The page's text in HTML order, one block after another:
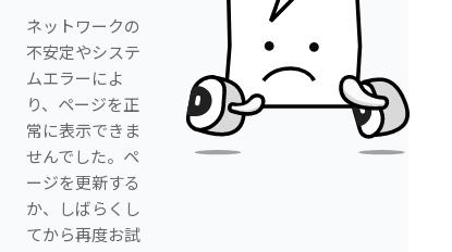
ネットワークの
不安定やシステ
ムエラーによ
り、ページを正
常に表示できま
せんでした。ペ
ージを更新する
か、しばらくし
てから再度お試